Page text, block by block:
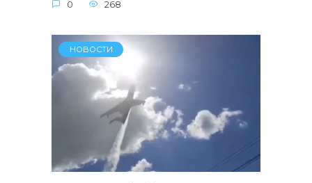
0 268
НОВОСТИ